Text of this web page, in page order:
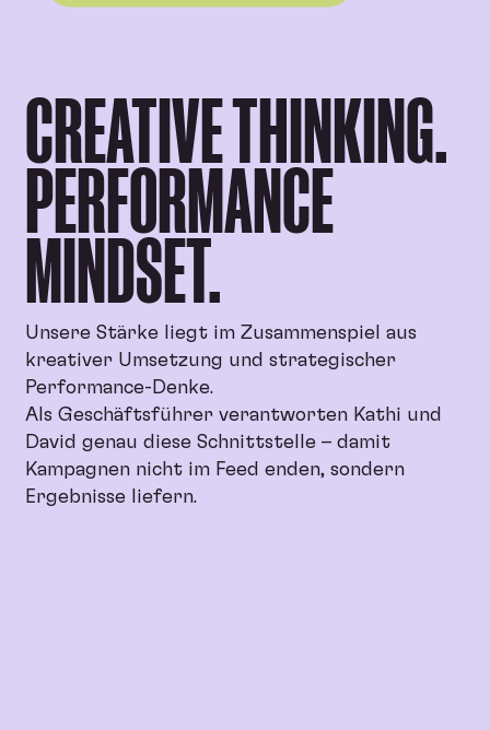
CREATIVE THINKING.
PERFORMANCE
MINDSET.
Unsere Stärke liegt im Zusammenspiel aus
kreativer Umsetzung und strategischer
Performance-Denke.
Als Geschäftsführer verantworten Kathi und
David genau diese Schnittstelle – damit
Kampagnen nicht im Feed enden, sondern
Ergebnisse liefern.